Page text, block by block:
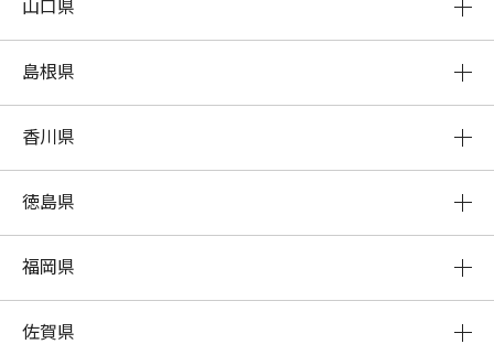
山口県
島根県
香川県
徳島県
福岡県
佐賀県